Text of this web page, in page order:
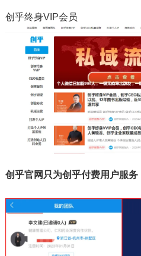
创乎终身VIP会员
创乎官网只为创乎付费用户服务